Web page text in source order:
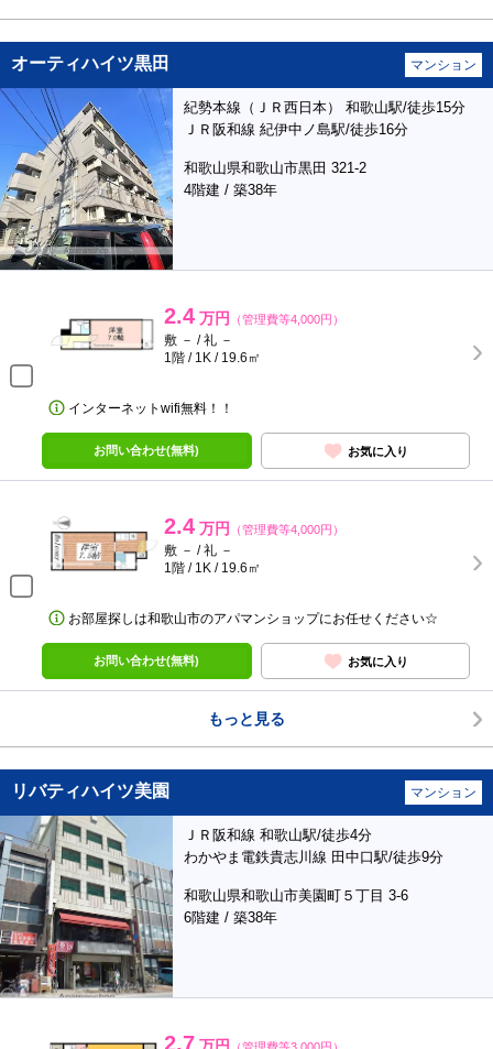
オーティハイツ黒田 マンション
紀勢本線（ＪＲ西日本） 和歌山駅/徒歩15分
ＪＲ阪和線 紀伊中ノ島駅/徒歩16分
和歌山県和歌山市黒田 321-2
4階建 / 築38年
2.4 万円 （管理費等4,000円）
敷 － / 礼 －
1階 / 1K / 19.6㎡
インターネットwifi無料！！
お問い合わせ(無料) お気に入り
2.4 万円 （管理費等4,000円）
敷 － / 礼 －
1階 / 1K / 19.6㎡
お部屋探しは和歌山市のアパマンショップにお任せください☆
お問い合わせ(無料) お気に入り
もっと見る
リバティハイツ美園 マンション
ＪＲ阪和線 和歌山駅/徒歩4分
わかやま電鉄貴志川線 田中口駅/徒歩9分
和歌山県和歌山市美園町５丁目 3-6
6階建 / 築38年
2.7